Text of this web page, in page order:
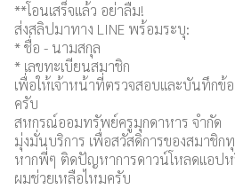
**โอนเสร็จแล้ว อย่าลืม!
ส่งสลิปมาทาง LINE พร้อมระบุ:
* ชื่อ - นามสกุล
* เลขทะเบียนสมาชิก
เพื่อให้เจ้าหน้าที่ตรวจสอบและบันทึกข้อ
ครับ
สหกรณ์ออมทรัพย์ครูมุกดาหาร จำกัด
มุ่งมั่นบริการ เพื่อสวัสดิการของสมาชิก
หากพี่ๆ ติดปัญหาการดาวน์โหลดแอปห
ผมช่วยเหลือไหมครับ